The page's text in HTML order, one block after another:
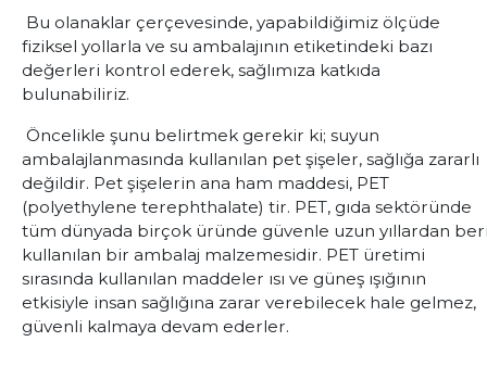
Bu olanaklar çerçevesinde, yapabildiğimiz ölçüde
fiziksel yollarla ve su ambalajının etiketindeki bazı
değerleri kontrol ederek, sağlımıza katkıda
bulunabiliriz.
Öncelikle şunu belirtmek gerekir ki; suyun
ambalajlanmasında kullanılan pet şişeler, sağlığa zararlı
değildir. Pet şişelerin ana ham maddesi, PET
(polyethylene terephthalate) tir. PET, gıda sektöründe
tüm dünyada birçok üründe güvenle uzun yıllardan
kullanılan bir ambalaj malzemesidir. PET üretimi
sırasında kullanılan maddeler ısı ve güneş ışığının
etkisiyle insan sağlığına zarar verebilecek hale gelmez,
güvenli kalmaya devam ederler.